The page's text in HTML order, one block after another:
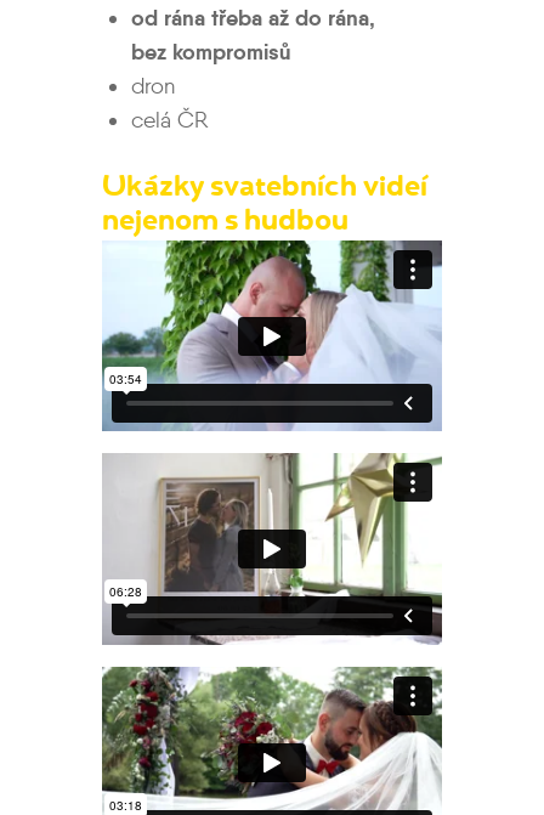
od rána třeba až do rána,
bez kompromisů
dron
celá ČR
Ukázky svatebních videí
nejenom s hudbou